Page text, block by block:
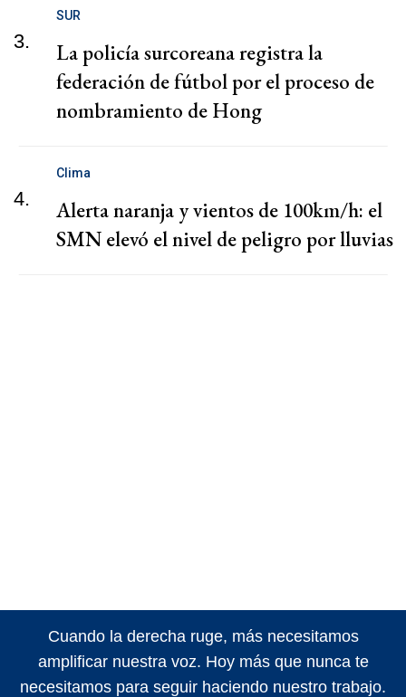
3.
SUR
La policía surcoreana registra la
federación de fútbol por el proceso de
nombramiento de Hong
4.
Clima
Alerta naranja y vientos de 100km/h: el
SMN elevó el nivel de peligro por lluvias
Cuando la derecha ruge, más necesitamos
amplificar nuestra voz. Hoy más que nunca te
necesitamos para seguir haciendo nuestro trabajo.